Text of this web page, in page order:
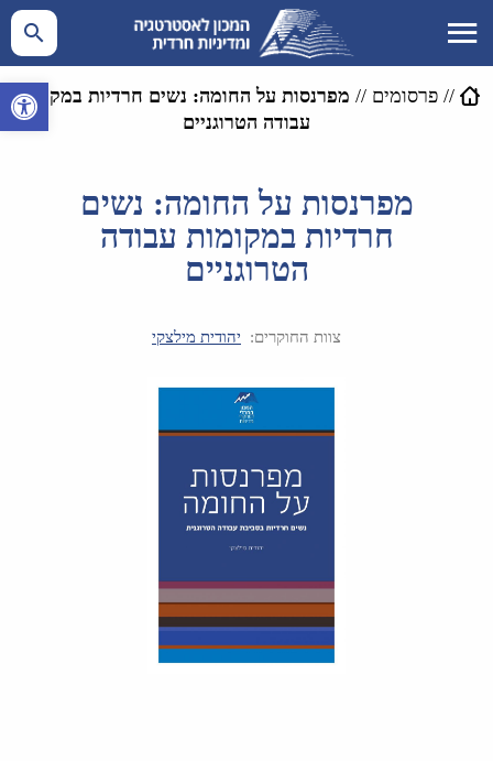
פתח //פרסומים // מפרנסות על החומה: נשים חרדיות במקומות
עבודה הטרוגניים
מפרנסות על החומה: נשים
חרדיות במקומות עבודה
הטרוגניים
צוות החוקרים: יהודית מילצקי